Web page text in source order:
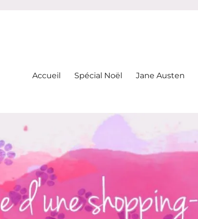
Accueil Spécial Noël Jane Austen